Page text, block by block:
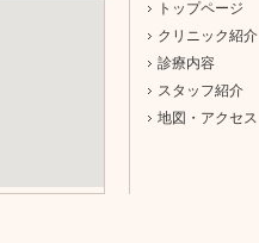
トップページ
クリニック紹介
診療内容
スタッフ紹介
地図・アクセス